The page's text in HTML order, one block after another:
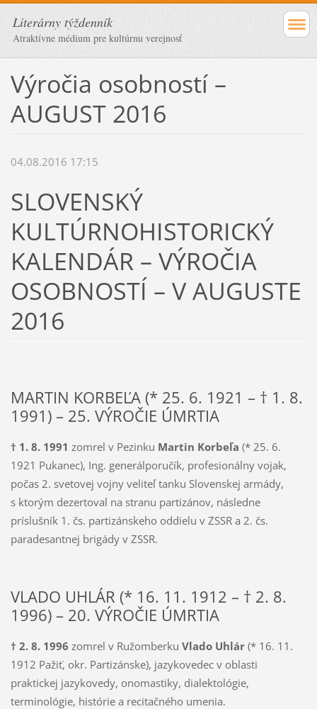
Literárny týždenník
Atraktívne médium pre kultúrnu verejnosť
Výročia osobností –
AUGUST 2016
04.08.2016 17:15
SLOVENSKÝ
KULTÚRNOHISTORICKÝ
KALENDÁR – VÝROČIA
OSOBNOSTÍ – V AUGUSTE
2016
MARTIN KORBEĽA (* 25. 6. 1921 – † 1. 8.
1991) – 25. VÝROČIE ÚMRTIA
† 1. 8. 1991 zomrel v Pezinku Martin Korbeľa (* 25. 6.
1921 Pukanec), Ing. generálporučík, profesionálny vojak,
počas 2. svetovej vojny veliteľ tanku Slovenskej armády,
s ktorým dezertoval na stranu partizánov, následne
príslušník 1. čs. partizánskeho oddielu v ZSSR a 2. čs.
paradesantnej brigády v ZSSR.
VLADO UHLÁR (* 16. 11. 1912 – † 2. 8.
1996) – 20. VÝROČIE ÚMRTIA
† 2. 8. 1996 zomrel v Ružomberku Vlado Uhlár (* 16. 11.
1912 Pažiť, okr. Partizánske), jazykovedec v oblasti
praktickej jazykovedy, onomastiky, dialektológie,
terminológie, histórie a recitačného umenia.